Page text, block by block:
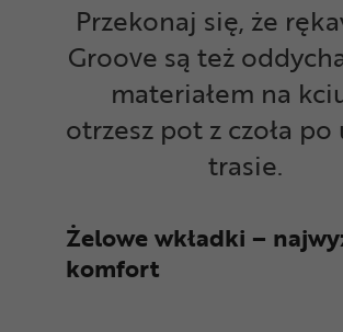
Przekonaj się, że
Groove są też
materiałem na
otrzesz pot z czoła
trasie.
Żelowe wkładki –
komfort